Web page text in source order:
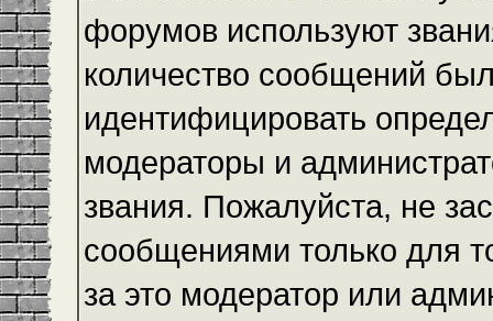
форумов используют
количество сообщений
идентифицировать
модераторы и
звания. Пожалуйста, не
сообщениями только для
за это модератор или